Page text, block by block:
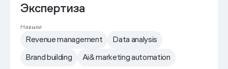
Экспертиза
Навыки
Revenue management
Data analysis
Brand building
Ai& marketing automation